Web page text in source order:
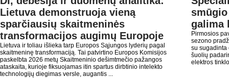
Lietuva demonstruoja vieną
sparčiausių skaitmeninės
transformacijos augimų Europoje
Lietuva ir toliau išlieka tarp Europos Sąjungos lyderių pagal
skaitmeninę transformaciją. Tai patvirtino Europos Komisijos
paskelbta 2026 metų Skaitmeninio dešimtmečio pažangos
ataskaita, kurioje fiksuojamas itin spartus dirbtinio intelekto
technologijų diegimas versle, augantis ...
galima
Pirmosios
sezono
su sugadinta
šuolių
elektros